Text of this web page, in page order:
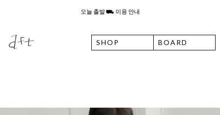
에프터먼데이 이용 안내
SHOP BOARD